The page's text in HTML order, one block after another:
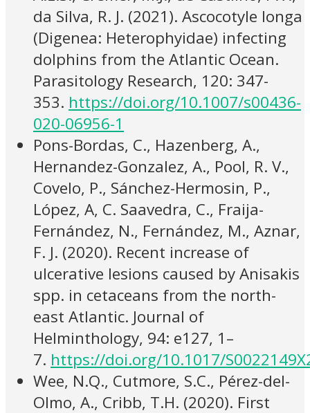
da Silva, R. J. (2021). Ascocotyle longa
(Digenea: Heterophyidae) infecting
dolphins from the Atlantic Ocean.
Parasitology Research, 120: 347-
353. https://doi.org/10.1007/s00436-
020-06956-1
Pons-Bordas, C., Hazenberg, A.,
Hernandez-Gonzalez, A., Pool, R. V.,
Covelo, P., Sánchez-Hermosin, P.,
López, A, C. Saavedra, C., Fraija-
Fernández, N., Fernández, M., Aznar,
F. J. (2020). Recent increase of
ulcerative lesions caused by Anisakis
spp. in cetaceans from the north-
east Atlantic. Journal of
Helminthology, 94: e127, 1–
7. https://doi.org/10.1017/
Wee, N.Q., Cutmore, S.C., Pérez-del-
Olmo, A., Cribb, T.H. (2020). First